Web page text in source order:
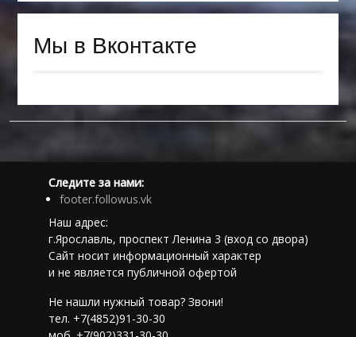
Мы в Вконтакте
Следите за нами:
footer.followus.vk
Наш адрес:
г.Ярославль, проспект Ленина 3 (вход со двора)
Сайт носит информационный характер
и не является публичной офертой
Не нашли нужный товар? Звони!
тел. +7(4852)91-30-30